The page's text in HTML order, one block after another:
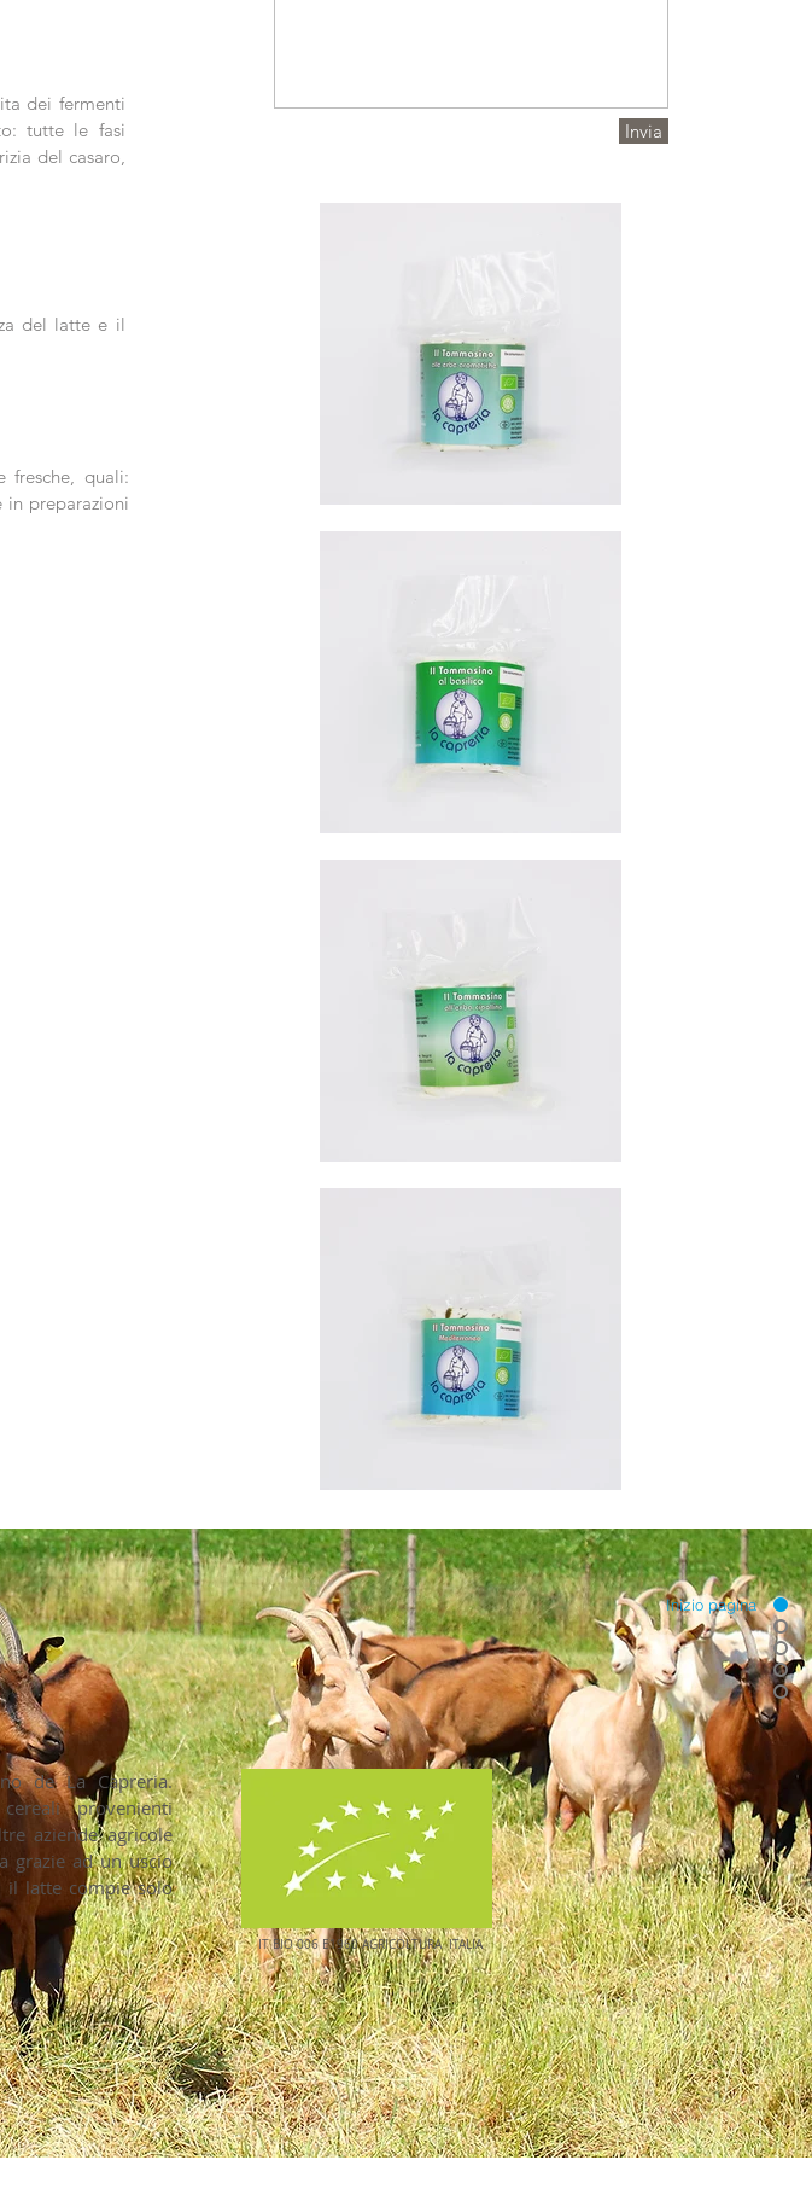
Inizio pagina
dei fermenti
tutte le fasi
del casaro,
del latte e il
fresche, quali:
preparazioni
Invia
de La Capreria.
provenienti
aziende agricole
grazie ad un uscio
il latte compie solo
IT BIO 006 E1960 AGRICOLTURA ITALIA